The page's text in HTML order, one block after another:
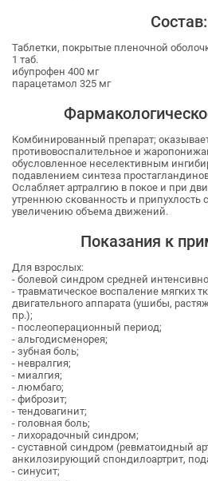
Состав:
Таблетки, покрытые пленочной
1 таб.
ибупрофен 400 мг
парацетамол 325 мг
Комбинированный препарат;
противовоспалительное и
обусловленное неселективным
подавлением синтеза
Ослабляет артралгию в покое и при
утреннюю скованность и припухлость
увеличению объема движений.
Показания к
Для взрослых:
- болевой синдром средней
- травматическое воспаление мягких
двигательного аппарата (ушибы,
пр.);
- послеоперационный период;
- альгодисменорея;
- зубная боль;
- невралгия;
- миалгия;
- люмбаго;
- фиброзит;
- тендовагинит;
- головная боль;
- лихорадочный синдром;
- суставной синдром (ревматоидный
анкилозирующий спондилоартрит,
- синусит;